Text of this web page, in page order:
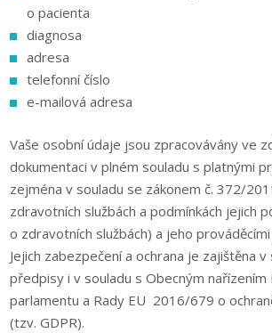
o pacienta
diagnosa
adresa
telefonní číslo
e-mailová adresa
Vaše osobní údaje jsou zpracovávány ve
dokumentaci v plném souladu s platnými
zejména v souladu se zákonem č. 372/
zdravotních službách a podmínkách jejich
o zdravotních službách) a jeho
Jejich zabezpečení a ochrana je zajištěna
předpisy i v souladu s Obecným nařízením
parlamentu a Rady EU 2016/679 o
(tzv. GDPR).